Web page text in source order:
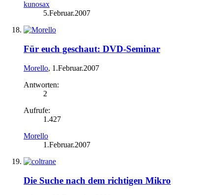
kunosax
5.Februar.2007
Für euch geschaut: DVD-Seminar
Morello, 1.Februar.2007
Antworten:
2
Aufrufe:
1.427
Morello
1.Februar.2007
Die Suche nach dem richtigen Mikro